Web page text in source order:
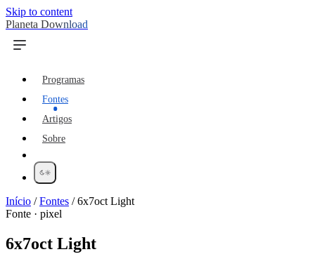
Skip to content
Planeta Download
Programas
Fontes
Artigos
Sobre
Início /Fontes /6x7oct Light
Fonte · pixel
6x7oct Light